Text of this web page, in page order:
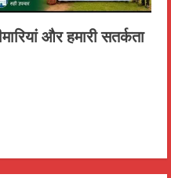
और हमारी सतर्कता